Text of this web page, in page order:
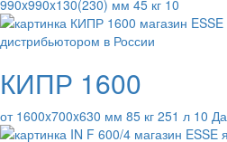
990x990x130(230) мм 45 кг 10
КИПР 1600
от 1600x700x630 мм 85 кг 251 л 10 Да